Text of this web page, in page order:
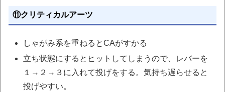
⑪クリティカルアーツ
しゃがみ系を重ねるとCAがすかる
立ち状態にするとヒットしてしまうので、レバーを
１→２→３に入れて投げをする。気持ち遅らせると
投げやすい。